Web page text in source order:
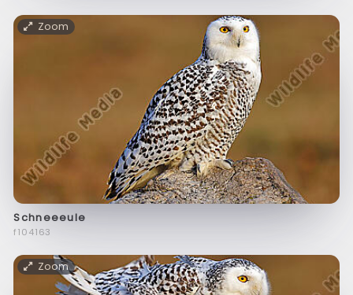
Zoom
Schneeeule
f104163
Zoom